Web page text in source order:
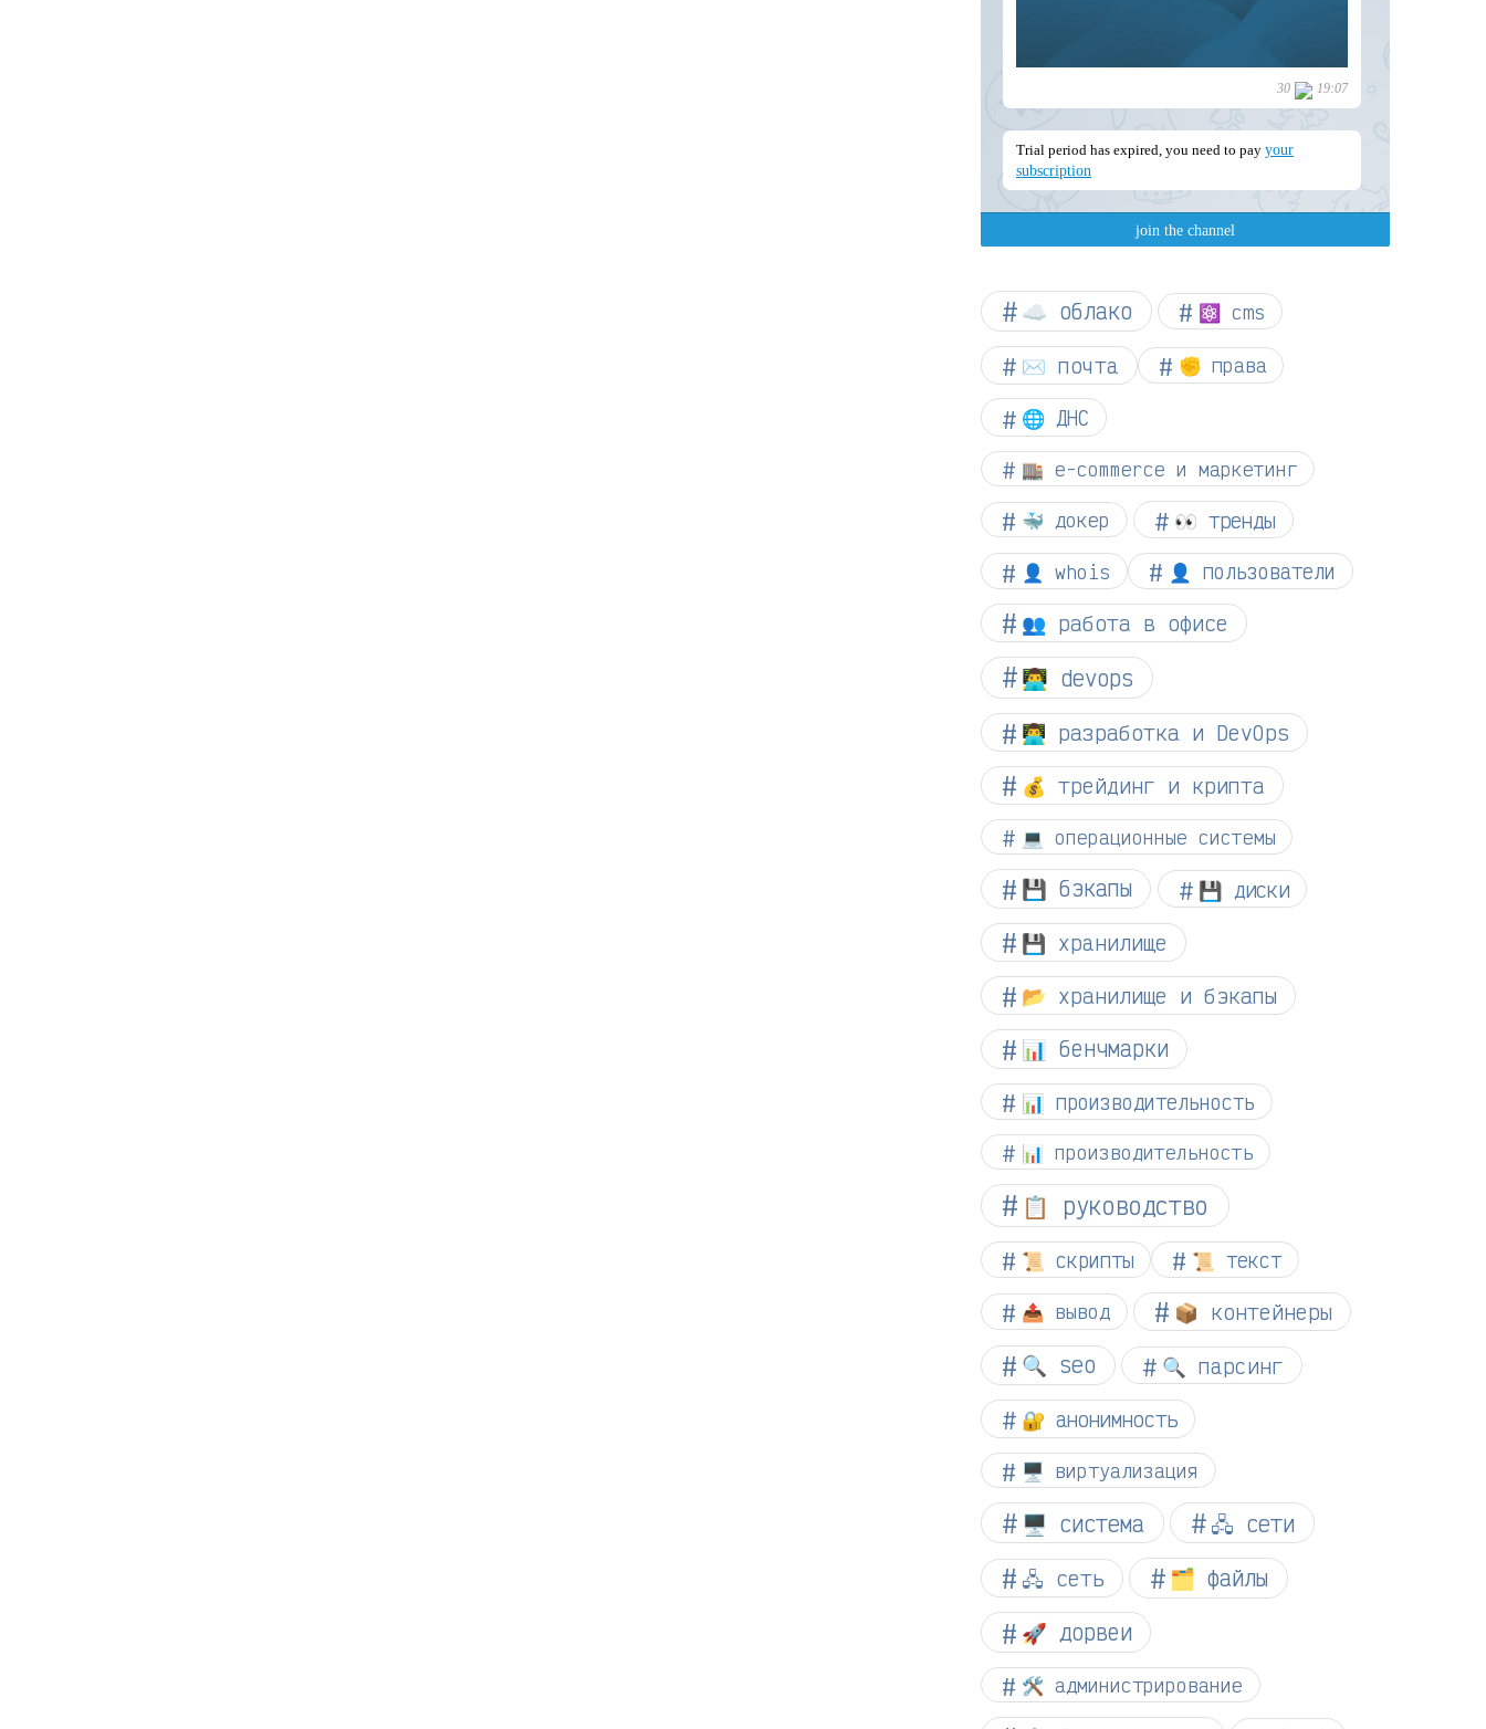
☁︎ облако ⚛ cms
✉️ почта ✊ права
🌐 ДНС
🏬 e-commerce и маркетинг
🐳 докер 👀 тренды
👤 whois 👤 пользователи
👥 работа в офисе
👨‍💻 devops
👨‍💻 разработка и DevOps
💰 трейдинг и крипта
💻 операционные системы
💾 бэкапы 💾 диски
💾 хранилище
📂 хранилище и бэкапы
📊 бенчмарки
📊 производительность
📊 производительность
📋 руководство
📜 скрипты 📜 текст
📤 вывод 📦 контейнеры
🔍 seo 🔍 парсинг
🔐 анонимность
🖥️ виртуализация
🖥️ система 🖧 сети
🖧 сеть 🗂️ файлы
🚀 дорвеи
🛠️ администрирование